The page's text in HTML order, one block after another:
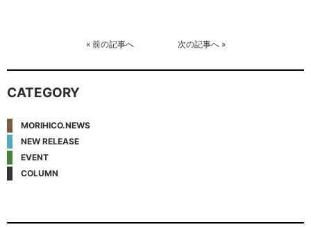
« 前の記事へ 次の記事へ»
CATEGORY
MORIHICO.NEWS
NEW RELEASE
EVENT
COLUMN